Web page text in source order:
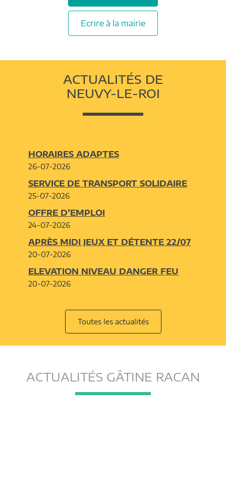
Ecrire à la mairie
ACTUALITÉS DE
NEUVY-LE-ROI
HORAIRES ADAPTES
26-07-2026
SERVICE DE TRANSPORT SOLIDAIRE
25-07-2026
OFFRE D’EMPLOI
24-07-2026
APRÈS MIDI JEUX ET DÉTENTE 22/07
20-07-2026
ELEVATION NIVEAU DANGER FEU
20-07-2026
Toutes les actualités
ACTUALITÉS GÂTINE RACAN